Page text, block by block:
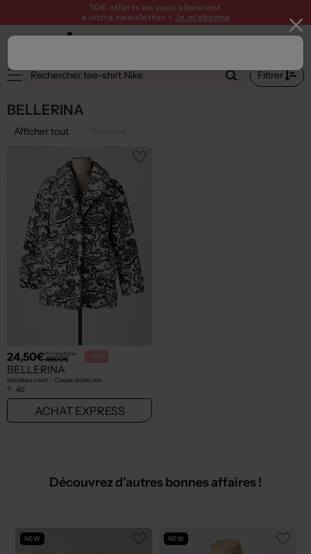
10€ offerts en vous abonnant
à notre newsletter > Je m'abonne
Filtrer
BELLERINA
Afficher tout
24,50€Prix boutique :
49,00€ -50%
BELLERINA
Manteau court - Coupe droite noir
T : 40
ACHAT EXPRESS
Découvrez d'autres bonnes affaires !
NEW NEW